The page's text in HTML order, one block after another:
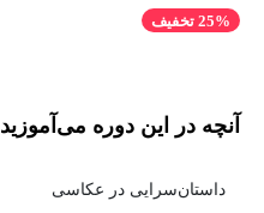
25% تخفیف
آنچه در این دوره می‌آموزید
داستان‌سرایی در عکاسی